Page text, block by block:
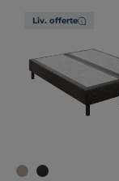
Liv. offerte